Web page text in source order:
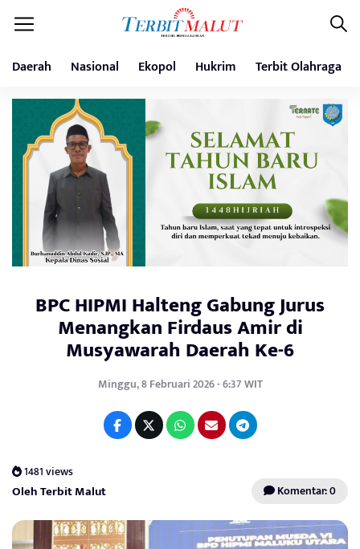
Daerah Nasional Ekopol Hukrim Terbit Olahraga
BPC HIPMI Halteng Gabung Jurus
Menangkan Firdaus Amir di
Musyawarah Daerah Ke-6
Minggu, 8 Februari 2026 - 6:37 WIT
1481 views
Oleh Terbit Malut Komentar: 0